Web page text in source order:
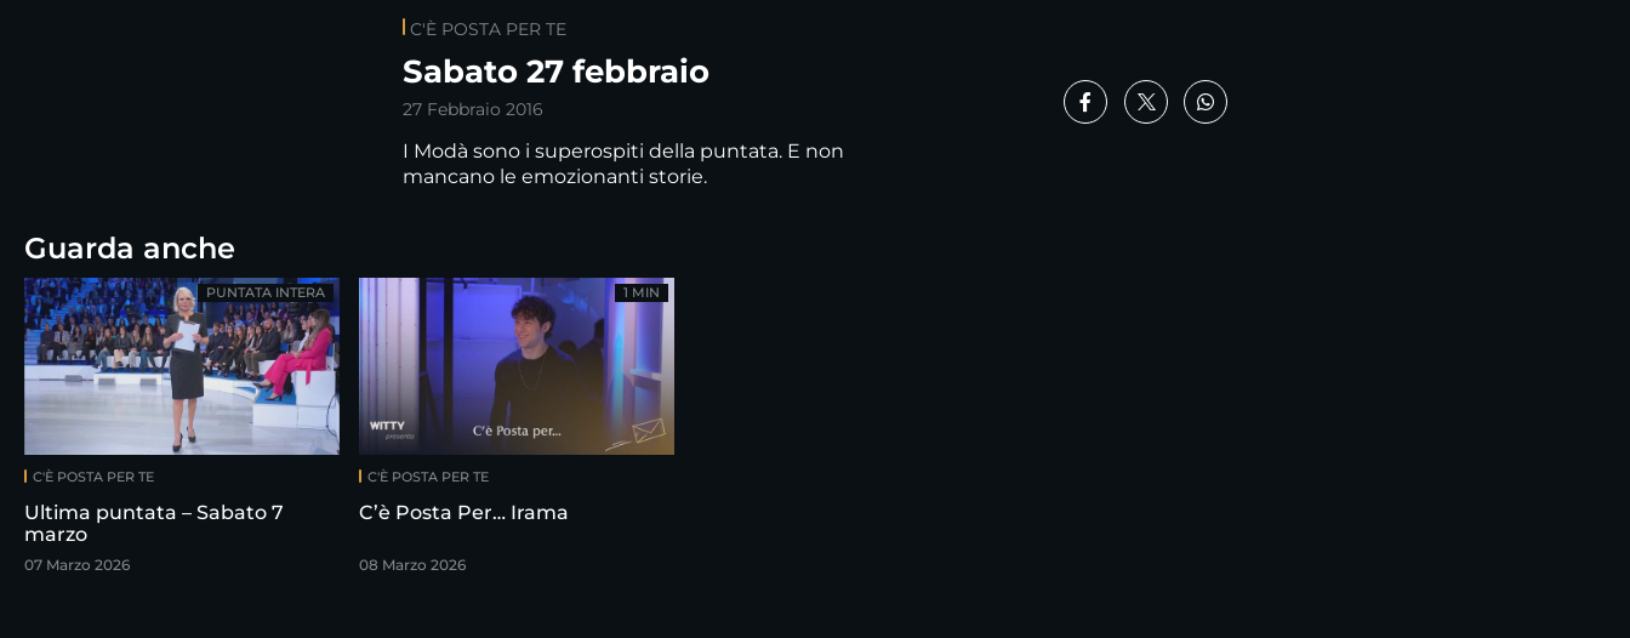
C'È POSTA PER TE
Sabato 27 febbraio
27 Febbraio 2016
I Modà sono i superospiti della puntata. E non
mancano le emozionanti storie.
Guarda anche
C'È POSTA PER TE
Ultima puntata – Sabato 7
marzo
07 Marzo 2026
PUNTATA INTERA
C'È POSTA PER TE
C’è Posta Per… Irama
08 Marzo 2026
1 MIN